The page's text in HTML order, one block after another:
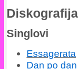
Diskografija
Singlovi
Essagerata
Dan po